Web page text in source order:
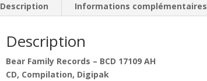
Description Informations complémentaires
Description
Bear Family Records ‎– BCD 17109 AH
CD, Compilation, Digipak